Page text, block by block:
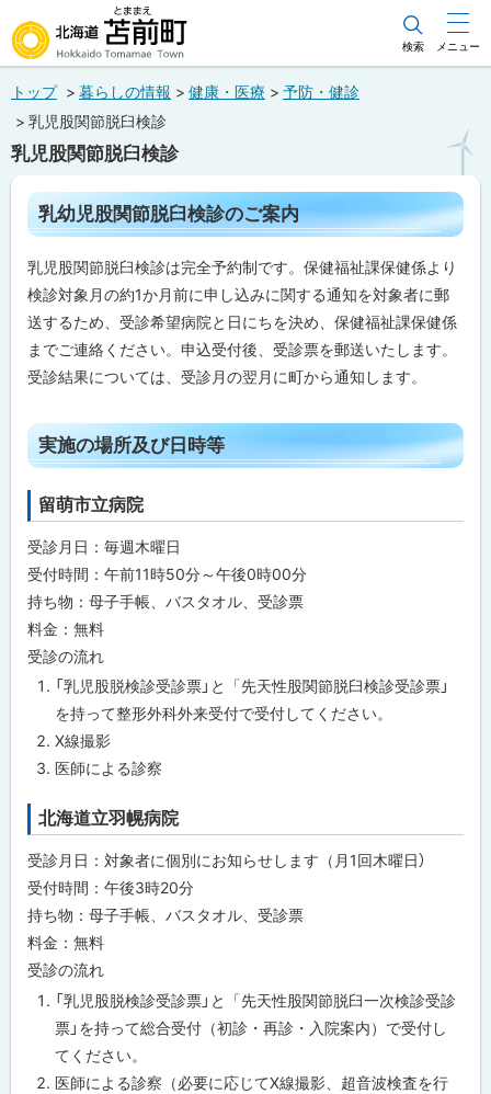
文
メ
ュ
北海道苫前町
Hokkaido Tomamae Town
検索 メニュー
トップ 暮らしの情報 健康・医療
予防・健診
乳児股関節脱臼検診
乳児股関節脱臼検診
ペ
ー
ジ
内
目
次
乳
児
股
関
脱
臼
検
の
ご
内
実
施
の
場
所
及
時
等
合
わ
せ
先
・
担
当
窓
口
乳幼児股関節脱臼検診のご案内
乳児股関節脱臼検診は完全予約制です。保健福祉課保健係より
検診対象月の約1か月前に申し込みに関する通知を対象者に郵
送するため、受診希望病院と日にちを決め、保健福祉課保健係
までご連絡ください。申込受付後、受診票を郵送いたします。
受診結果については、受診月の翌月に町から通知します。
ト
ッ
プ
に
戻
る
実施の場所及び日時等
留萌市立病院
受診月日：毎週木曜日
受付時間：午前11時50分～午後0時00分
持ち物：母子手帳、バスタオル、受診票
料金：無料
受診の流れ
「乳児股脱検診受診票」と「先天性股関節脱臼検診受診票」
を持って整形外科外来受付で受付してください。
X線撮影
医師による診察
北海道立羽幌病院
受診月日：対象者に個別にお知らせします（月1回木曜日）
受付時間：午後3時20分
持ち物：母子手帳、バスタオル、受診票
料金：無料
受診の流れ
「乳児股脱検診受診票」と「先天性股関節脱臼一次検診受診
票」を持って総合受付（初診・再診・入院案内）で受付し
てください。
医師による診察（必要に応じてX線撮影、超音波検査を行